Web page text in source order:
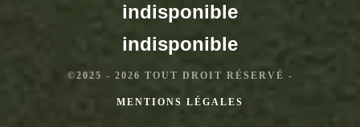
indisponible
indisponible
©2025 - 2026 TOUT DROIT RÉSERVÉ -
MENTIONS LÉGALES